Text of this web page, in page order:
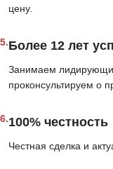
цену.
5.Более 12 лет
Занимаем
проконсультируем о
6.100% честность
Честная сделка и